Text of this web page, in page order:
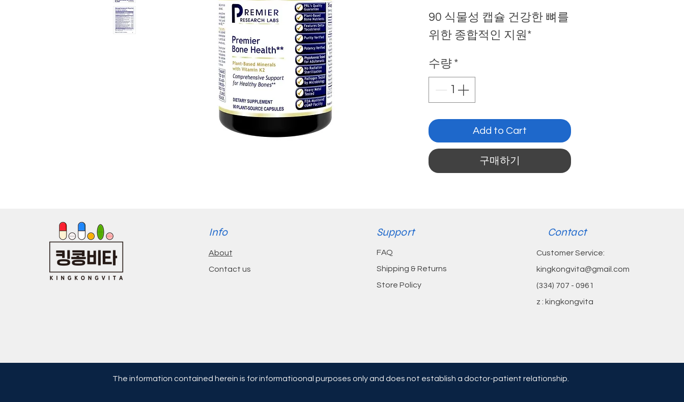
격
90 식물성 캡슐 건강한 뼈를
위한 종합적인 지원*
수량 *
Add to Cart
구매하기
제품설명
뼈와 결합 조직 건강 지원* 식물성 미네랄, 델타 토코트리에놀 및 비타민 K2 함유 최적의 영양 균형을 위한
광범위한 범위를 제공하는 Phyto-Mineral Essentials*
Info
About
Contact us
Support
FAQ
Shipping & Returns
Store Policy
Contact
Customer Service:
kingkongvita@gmail.com
(334) 707 - 0961
z : kingkongvita
The information contained herein is for informatioonal purposes only and does not establish a doctor-patient relationship.